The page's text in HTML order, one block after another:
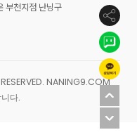
부천지점 난닝구
NANING9.COM
다.